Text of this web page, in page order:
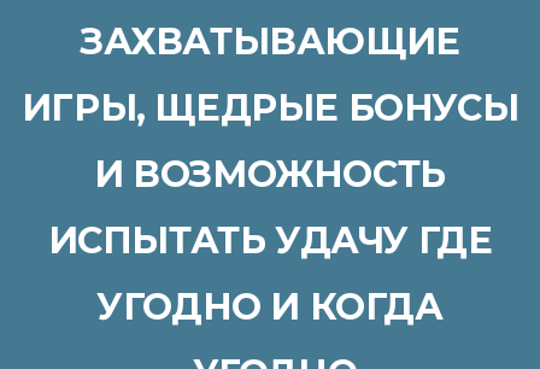
ЗАХВАТЫВАЮЩИЕ
ИГРЫ, ЩЕДРЫЕ БОНУСЫ
И ВОЗМОЖНОСТЬ
ИСПЫТАТЬ УДАЧУ ГДЕ
УГОДНО И КОГДА